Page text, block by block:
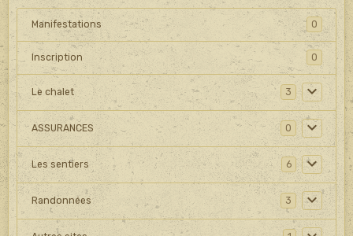
Manifestations 0
Inscription 0
Le chalet 3
ASSURANCES 0
Les sentiers 6
Randonnées 3